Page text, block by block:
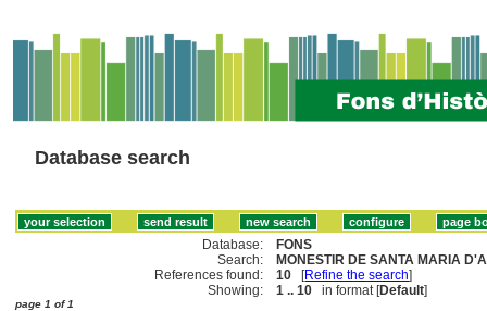
Database search
Database:
FONS
Search:
MONESTIR DE SANTA MARIA
References found:
10 [Refine the search]
Showing:
1 .. 10 in format [Default]
page 1 of 1